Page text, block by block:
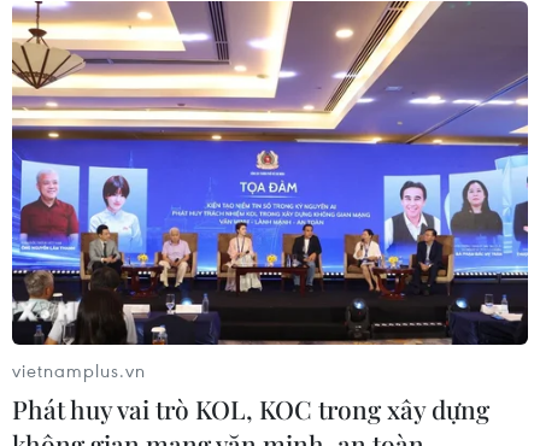
05/08/2026 15:01
Xung đột tại Trung Đông: Tàu hàng
Ấn Độ bị đánh chìm trên Biển Đỏ
05/08/2026 04:40
Israel phát triển xét nghiệm máu đơn
giản giúp phát hiện sớm ung thư
phổi
vietnamplus.vn
Phát huy vai trò KOL, KOC trong xây dựng